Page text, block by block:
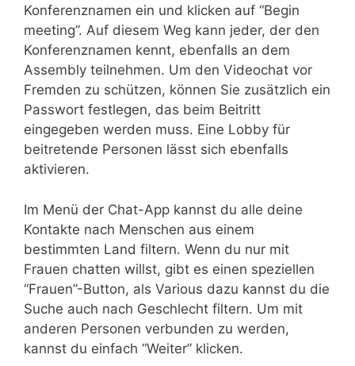
Konferenznamen ein und klicken auf “Begin
meeting”. Auf diesem Weg kann jeder, der den
Konferenznamen kennt, ebenfalls an dem
Assembly teilnehmen. Um den Videochat vor
Fremden zu schützen, können Sie zusätzlich ein
Passwort festlegen, das beim Beitritt
eingegeben werden muss. Eine Lobby für
beitretende Personen lässt sich ebenfalls
aktivieren.
Im Menü der Chat-App kannst du alle deine
Kontakte nach Menschen aus einem
bestimmten Land filtern. Wenn du nur mit
Frauen chatten willst, gibt es einen speziellen
“Frauen”-Button, als Various dazu kannst du die
Suche auch nach Geschlecht filtern. Um mit
anderen Personen verbunden zu werden,
kannst du einfach “Weiter” klicken.